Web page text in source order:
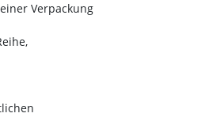
Verpackung